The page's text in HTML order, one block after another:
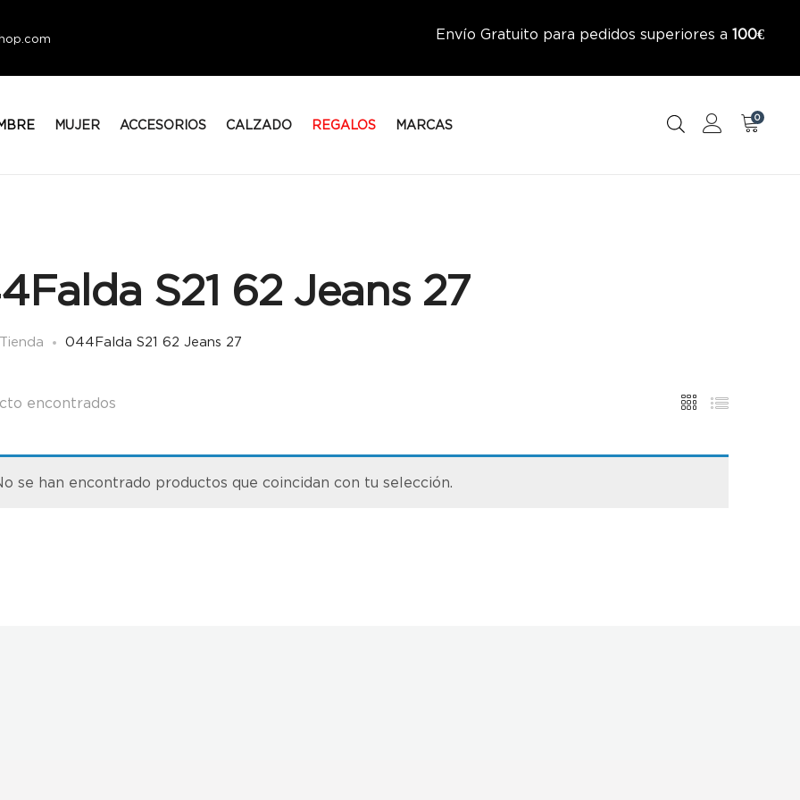
Envío Gratuito para pedidos superiores a 100€
MUJER ACCESORIOS CALZADO REGALOS MARCAS
0
S21 62 Jeans 27
Tienda 044Falda S21 62 Jeans 27
encontrados
se han encontrado productos que coincidan con tu selección.